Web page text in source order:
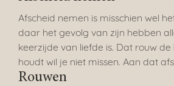
Afscheid nemen is misschien wel
daar het gevolg van zijn hebben
keerzijde van liefde is. Dat rouw
houdt wil je niet missen. Aan dat
Rouwen